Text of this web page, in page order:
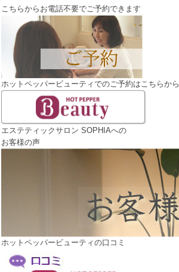
こちらからお電話不要でご予約できます
ホットペッパービューティでのご予約はこちらから
エステティックサロン SOPHIAへの
お客様の声
ホットペッパービューティの口コミ